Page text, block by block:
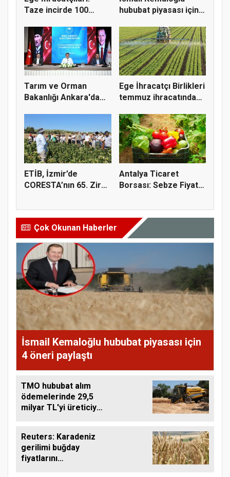
Taze incirde 100
hububat piyasası için 4
Tarım ve Orman
Bakanlığı Ankara'da
Ege İhracatçı Birlikleri
temmuz ihracatında
ETİB, İzmir’de
CORESTA’nın 65. Zirai
Antalya Ticaret
Borsası: Sebze Fiyat
Çok Okunan Haberler
İsmail Kemaloğlu hububat piyasası için
4 öneri paylaştı
TMO hububat alım
ödemelerinde 29,5
milyar TL'yi üreticiye
Reuters: Karadeniz
gerilimi buğday
fiyatlarını